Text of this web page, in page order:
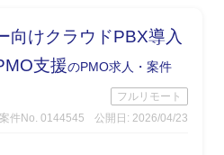
向けクラウドPBX導入
支援のPMO求人・案件
フルリモート
案件No. 0144545
公開日: 2026/04/23